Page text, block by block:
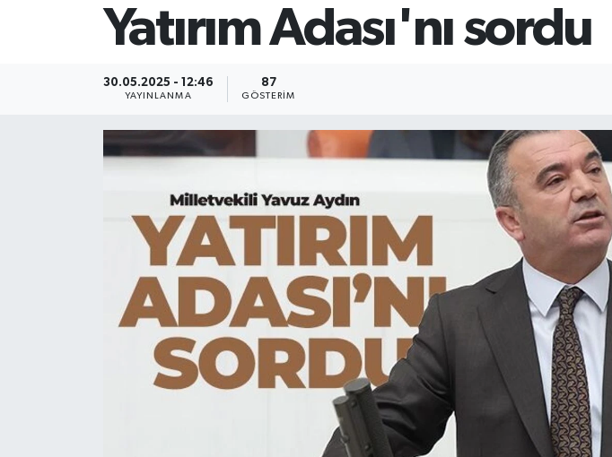
Yatırım Adası'nı sordu
30.05.2025 - 12:46
YAYINLANMA
87
GÖSTERIM
Süper Lig Puan Durumu ve Fikstür
Son Dakika Haberleri
Haber Arşivi